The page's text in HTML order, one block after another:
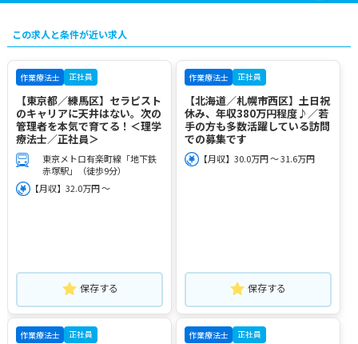
この求人と条件が近い求人
作業療法士 正社員
【東京都／練馬区】セラピスト
のキャリアに天井はない。次の
管理者を本気で育てる！＜理学
療法士／正社員＞
東京メトロ有楽町線「地下鉄
赤塚駅」（徒歩9分）
【月収】32.0万円 ～
保存する
作業療法士 正社員
【北海道／札幌市西区】土日祝
休み、年収380万円程度♪／若
手の方も多数活躍している訪問
での募集です
【月収】30.0万円 ～ 31.6万円
保存する
作業療法士 正社員 作業療法士 正社員